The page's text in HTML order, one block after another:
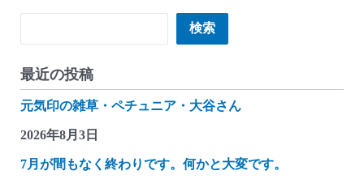
検索
最近の投稿
元気印の雑草・ペチュニア・大谷さん
2026年8月3日
7月が間もなく終わりです。何かと大変です。